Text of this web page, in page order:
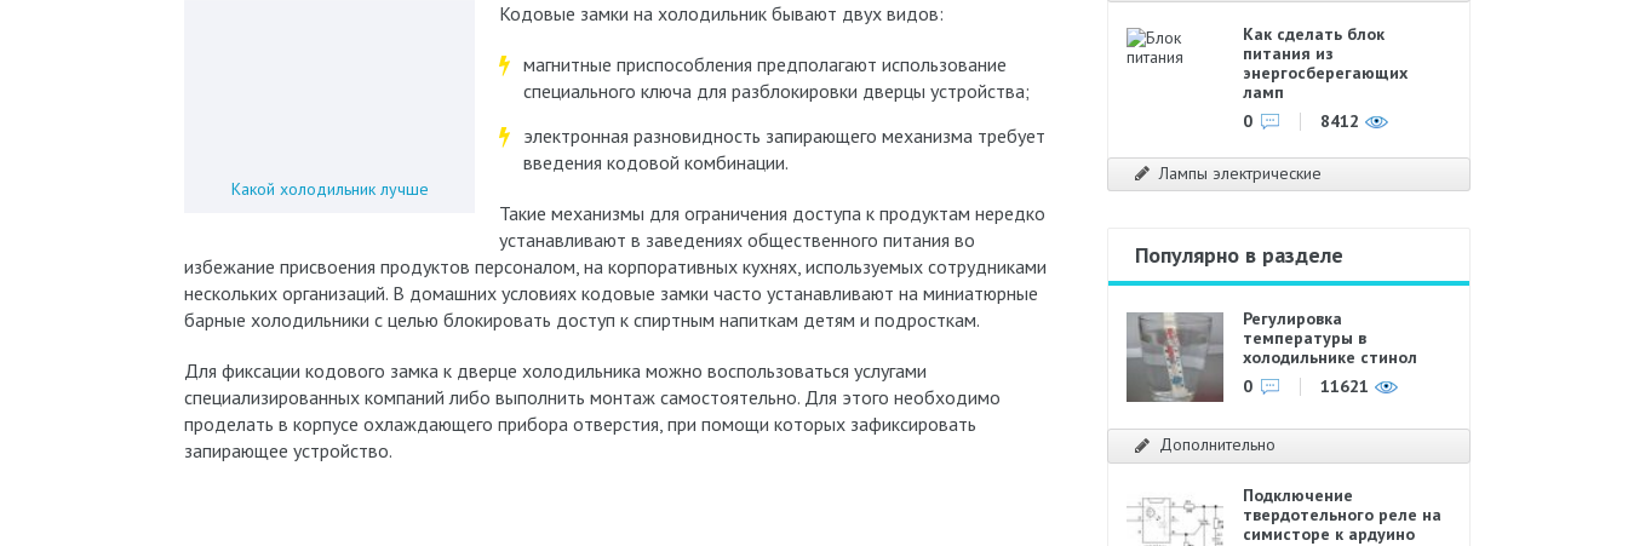
Какой холодильник лучше
Кодовые замки на холодильник бывают двух видов:
магнитные приспособления предполагают использование
специального ключа для разблокировки дверцы устройства;
электронная разновидность запирающего механизма требует
введения кодовой комбинации.
Такие механизмы для ограничения доступа к продуктам нередко
устанавливают в заведениях общественного питания во
избежание присвоения продуктов персоналом, на корпоративных кухнях, используемых сотрудниками
нескольких организаций. В домашних условиях кодовые замки часто устанавливают на миниатюрные
барные холодильники с целью блокировать доступ к спиртным напиткам детям и подросткам.
Для фиксации кодового замка к дверце холодильника можно воспользоваться услугами
специализированных компаний либо выполнить монтаж самостоятельно. Для этого необходимо
проделать в корпусе охлаждающего прибора отверстия, при помощи которых зафиксировать
запирающее устройство.
Как сделать блок
питания из
энергосберегающих
ламп
0
8412
Лампы электрические
Популярно в разделе
Регулировка
температуры в
холодильнике стинол
0
11621
Дополнительно
Подключение
твердотельного реле на
симисторе к ардуино